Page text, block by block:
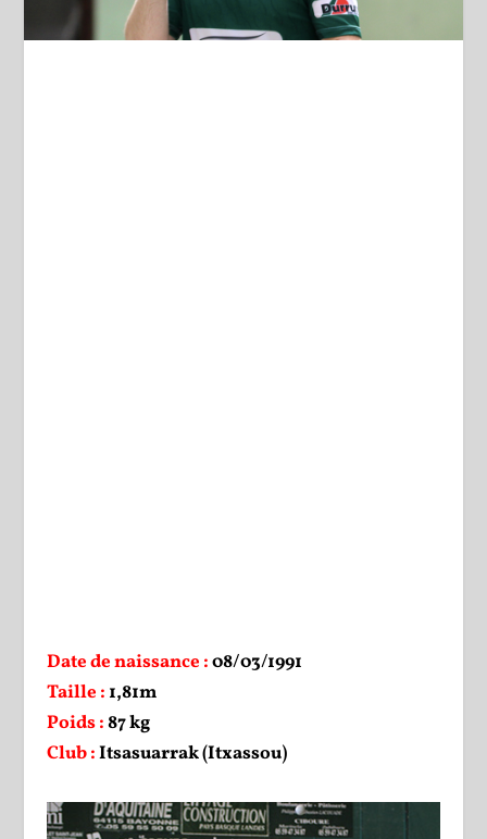
Date de naissance :08/03/1991
Taille : 1,81m
Poids :87 kg
Club :Itsasuarrak (Itxassou)